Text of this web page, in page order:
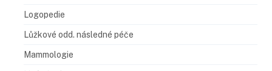
Logopedie
Lůžkové odd. následné péče
Mammologie